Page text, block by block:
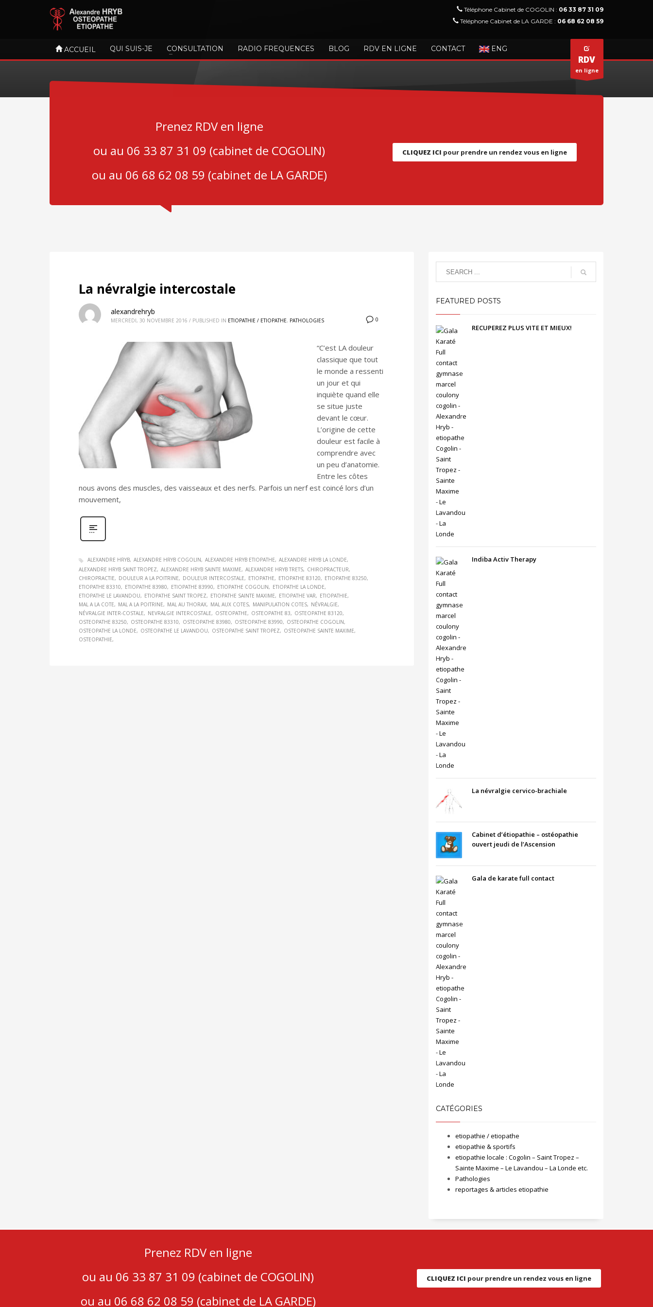
Téléphone Cabinet de COGOLIN : 06 33 87 31 09
Téléphone Cabinet de LA GARDE : 06 68 62 08 59
ACCUEIL QUI SUIS-JE CONSULTATION RADIO FREQUENCES BLOG RDV EN LIGNE CONTACT ENG
RDV
en ligne
Prenez RDV en ligne
ou au 06 33 87 31 09 (cabinet de COGOLIN)
ou au 06 68 62 08 59 (cabinet de LA GARDE)
CLIQUEZ ICI pour prendre un rendez vous en ligne
La névralgie intercostale
0
alexandrehryb
MERCREDI, 30 NOVEMBRE 2016 / PUBLISHED IN ETIOPATHIE / ETIOPATHE, PATHOLOGIES
“C’est LA douleur
classique que tout
le monde a ressenti
un jour et qui
inquiète quand elle
se situe juste
devant le cœur.
L’origine de cette
douleur est facile à
comprendre avec
un peu d’anatomie.
Entre les côtes
nous avons des muscles, des vaisseaux et des nerfs. Parfois un nerf est coincé lors d’un
mouvement,
ALEXANDRE HRYB ALEXANDRE HRYB COGOLIN ALEXANDRE HRYB ETIOPATHE
ALEXANDRE HRYB LA LONDE
ALEXANDRE HRYB SAINT TROPEZ
ALEXANDRE HRYB SAINTE MAXIME ALEXANDRE HRYB TRETS
CHIROPRACTEUR
CHIROPRACTIE
DOULEUR A LA POITRINE DOULEUR INTERCOSTALE ETIOPATHE ETIOPATHE 83120
ETIOPATHE 83250
ETIOPATHE 83310
ETIOPATHE 83980 ETIOPATHE 83990 ETIOPATHE COGOLIN
ETIOPATHE LA LONDE
ETIOPATHE LE LAVANDOU
ETIOPATHE SAINT TROPEZ ETIOPATHE SAINTE MAXIME ETIOPATHE VAR
ETIOPATHIE
MAL A LA COTE
MAL A LA POITRINE MAL AU THORAX MAL AUX COTES MANIPULATION COTES
NÉVRALGIE
NÉVRALGIE INTER-COSTALE
NEVRALGIE INTERCOSTALE OSTEOPATHE OSTEOPATHE 83
OSTEOPATHE 83120
OSTEOPATHE 83250
OSTEOPATHE 83310 OSTEOPATHE 83980 OSTEOPATHE 83990
OSTEOPATHE COGOLIN
OSTEOPATHE LA LONDE
OSTEOPATHE LE LAVANDOU OSTEOPATHE SAINT TROPEZ
OSTEOPATHE SAINTE MAXIME
OSTEOPATHIE
FEATURED POSTS
RECUPEREZ PLUS VITE ET MIEUX!
Indiba Activ Therapy
La névralgie cervico-brachiale
Cabinet d’étiopathie – ostéopathie
ouvert jeudi de l’Ascension
Gala de karate full contact
CATÉGORIES
etiopathie / etiopathe
etiopathie & sportifs
etiopathie locale : Cogolin – Saint Tropez –
Sainte Maxime – Le Lavandou – La Londe etc.
Pathologies
reportages & articles etiopathie
Prenez RDV en ligne
ou au 06 33 87 31 09 (cabinet de COGOLIN)
ou au 06 68 62 08 59 (cabinet de LA GARDE)
CLIQUEZ ICI pour prendre un rendez vous en ligne